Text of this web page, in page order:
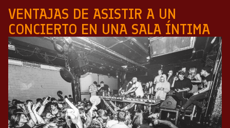
VENTAJAS DE ASISTIR A UN
CONCIERTO EN UNA SALA ÍNTIMA